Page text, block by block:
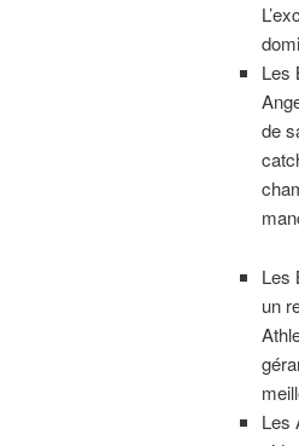
Les
de
Les
un
Les